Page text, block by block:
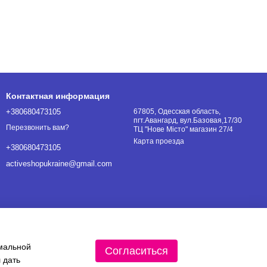
Контактная информация
+380680473105
Перезвонить вам?
+380680473105
activeshopukraine@gmail.com
67805, Одесская область,
пгт.Авангард, вул.Базовая,17/30
ТЦ "Нове Місто" магазин 27/4
Карта проезда
дать
Согласиться